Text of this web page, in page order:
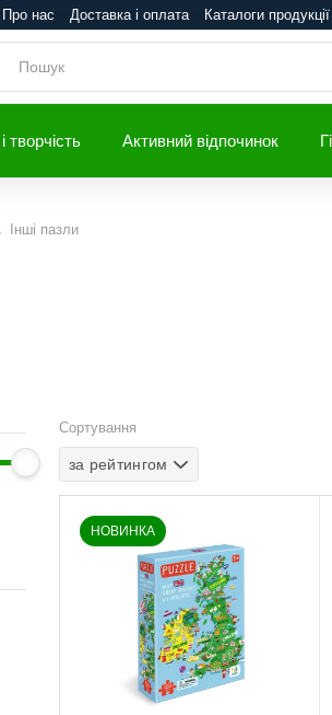
Про нас Доставка і оплата Каталоги продукції
творчість Активний відпочинок
Інші пазли
Сортування
за рейтингом
НОВИНКА